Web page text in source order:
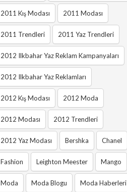
2011 Kış Modası 2011 Modası
2011 Trendleri 2011 Yaz Trendleri
2012 Ilkbahar Yaz Reklam Kampanyaları
2012 Ilkbahar Yaz Reklamları
2012 Kış Modası 2012 Moda
2012 Modası 2012 Trendleri
2012 Yaz Modası Bershka Chanel
Fashion Leighton Meester Mango
Moda Moda Blogu Moda Haberleri